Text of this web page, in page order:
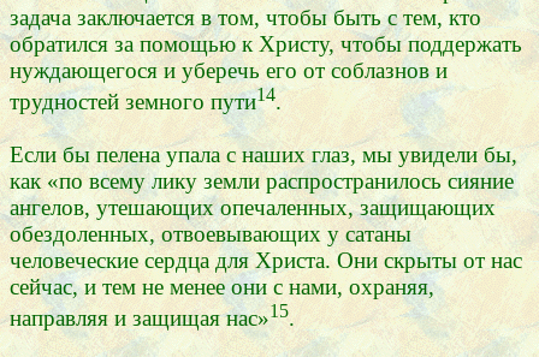
задача заключается в том, чтобы быть с тем, кто
обратился за помощью к Христу, чтобы поддержать
нуждающегося и уберечь его от соблазнов и
трудностей земного пути14.
Если бы пелена упала с наших глаз, мы увидели бы,
как «по всему лику земли распространилось сияние
ангелов, утешающих опечаленных, защищающих
обездоленных, отвоевывающих у сатаны
человеческие сердца для Христа. Они скрыты от нас
сейчас, и тем не менее они с нами, охраняя,
направляя и защищая нас»15.